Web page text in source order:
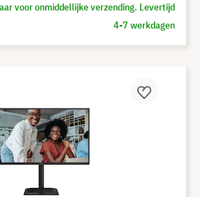
voor onmiddellijke verzending. Levertijd
4-7 werkdagen